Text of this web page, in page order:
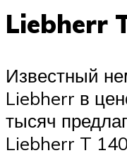
Liebherr
Известный
Liebherr в
тысяч
Liebherr T